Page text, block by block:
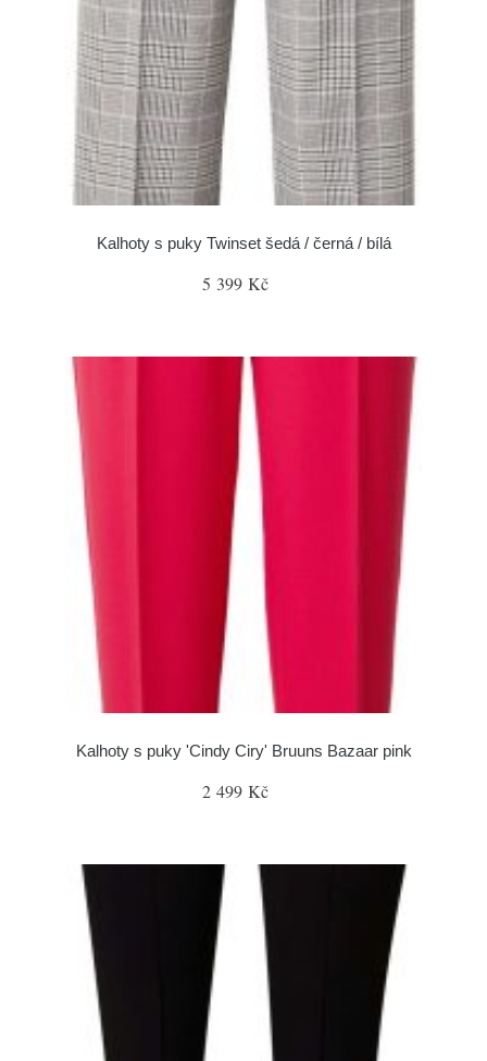
Kalhoty s puky Twinset šedá / černá / bílá
5 399 Kč
Kalhoty s puky 'Cindy Ciry' Bruuns Bazaar pink
2 499 Kč